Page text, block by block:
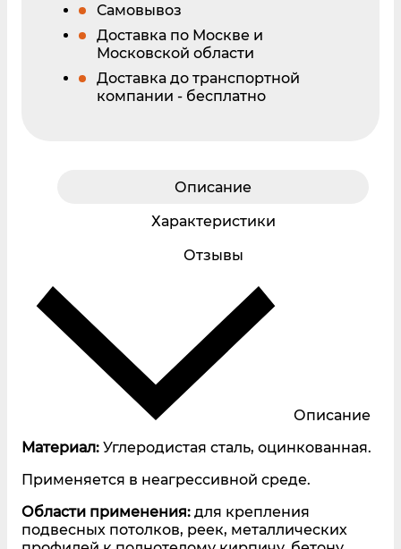
Самовывоз
Доставка по Москве и
Московской области
Доставка до транспортной
компании - бесплатно
Описание
Характеристики
Отзывы
Описание
Материал: Углеродистая сталь, оцинкованная.
Применяется в неагрессивной среде.
Области применения: для крепления
подвесных потолков, реек, металлических